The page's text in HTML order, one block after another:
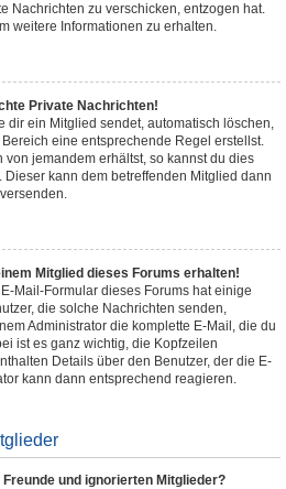
Nachrichten zu verschicken, entzogen hat.
weitere Informationen zu erhalten.
Private Nachrichten!
dir ein Mitglied sendet, automatisch löschen,
eine entsprechende Regel erstellst.
jemandem erhältst, so kannst du dies
kann dem betreffenden Mitglied dann
Mitglied dieses Forums erhalten!
Mail-Formular dieses Forums hat einige
die solche Nachrichten senden,
Administrator die komplette E-Mail, die du
ist es ganz wichtig, die Kopfzeilen
Details über den Benutzer, der die E-
kann dann entsprechend reagieren.
und ignorierten Mitglieder?